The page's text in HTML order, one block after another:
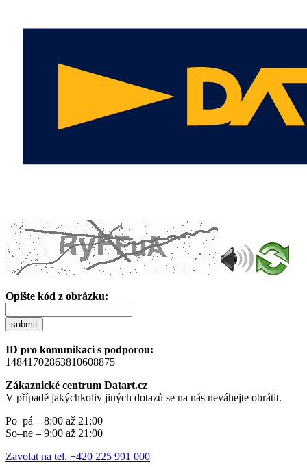
Opište kód z obrázku:
submit
ID pro komunikaci s podporou:
14841702863810608875
Zákaznické centrum Datart.cz
V případě jakýchkoliv jiných dotazů se na nás neváhejte obrátit.
Po–pá – 8:00 až 21:00
So–ne – 9:00 až 21:00
Zavolat na tel. +420 225 991 000